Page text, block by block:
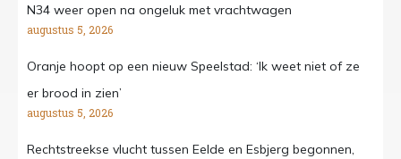
N34 weer open na ongeluk met vrachtwagen
augustus 5, 2026
Oranje hoopt op een nieuw Speelstad: ‘Ik weet niet of ze
er brood in zien’
augustus 5, 2026
Rechtstreekse vlucht tussen Eelde en Esbjerg begonnen,